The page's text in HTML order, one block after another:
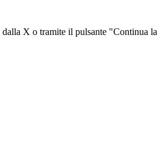
X o tramite il pulsante "Continua